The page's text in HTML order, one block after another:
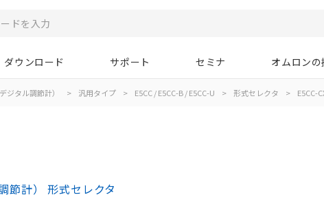
ダウンロード サポート セミナ オムロン
ジタル調節計） > 汎用タイプ > E5CC / E5CC-B / E5CC-U > 形式セレクタ > E5CC-
節計） 形式セレクタ